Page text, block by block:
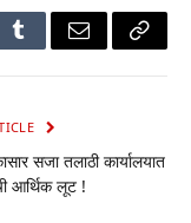
TumblrEmail Copy
सजा तलाठी कार्यालयात
आर्थिक लूट !